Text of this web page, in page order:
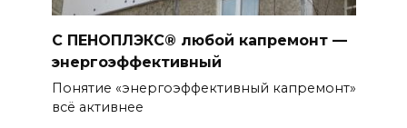
С ПЕНОПЛЭКС® любой капремонт —
энергоэффективный
Понятие «энергоэффективный капремонт»
всё активнее